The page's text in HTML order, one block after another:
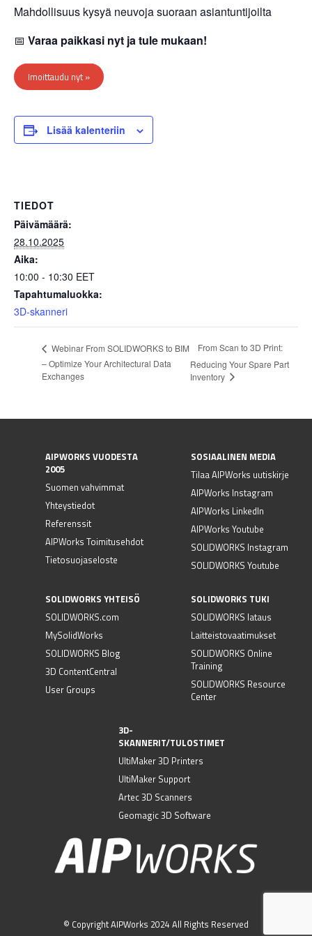
Mahdollisuus kysyä neuvoja suoraan asiantuntijoilta
📅 Varaa paikkasi nyt ja tule mukaan!
Imoittaudu nyt »
Lisää kalenteriin
TIEDOT
Päivämäärä:
28.10.2025
Aika:
10:00 - 10:30 EET
Tapahtumaluokka:
3D-skanneri
Webinar From SOLIDWORKS to BIM
– Optimize Your Architectural Data
Exchanges
From Scan to 3D Print:
Reducing Your Spare Part
Inventory
AIPWORKS VUODESTA
2005
Suomen vahvimmat
Yhteystiedot
Referenssit
AIPWorks Toimitusehdot
Tietosuojaseloste
SOSIAALINEN MEDIA
Tilaa AIPWorks uutiskirje
AIPWorks Instagram
AIPWorks LinkedIn
AIPWorks Youtube
SOLIDWORKS Instagram
SOLIDWORKS Youtube
SOLIDWORKS YHTEISÖ
SOLIDWORKS.com
MySolidWorks
SOLIDWORKS Blog
3D ContentCentral
User Groups
SOLIDWORKS TUKI
SOLIDWORKS lataus
Laitteistovaatimukset
SOLIDWORKS Online
Training
SOLIDWORKS Resource
Center
3D-
SKANNERIT/TULOSTIMET
UltiMaker 3D Printers
UltiMaker Support
Artec 3D Scanners
Geomagic 3D Software
© Copyright AIPWorks 2024 All Rights Reserved